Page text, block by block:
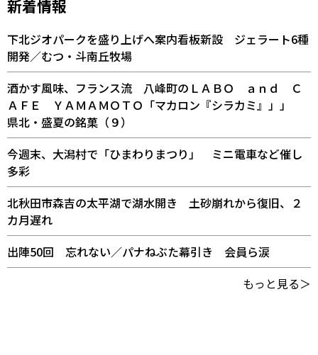
新着情報
下北ジオパークを盛り上げへ案内看板新設 ジェラート6種
開発／むつ・斗南丘牧場
酒かす風味、フランス流 八峰町のＬＡＢＯ ａｎｄ Ｃ
ＡＦＥ ＹＡＭＡＭＯＴＯ「マカロン『シラカミ』」」
県北・盛夏の銘菓（９）
今週末、大潟村で「ひまわりまつり」 ミニ電車など催し
多彩
北秋田市森吉の太平湖で湖水開き 土砂崩れから復旧、２
カ月遅れ
出陣50回 忘れない／パナねぶた幕引き 会員ら涙
もっと見る＞